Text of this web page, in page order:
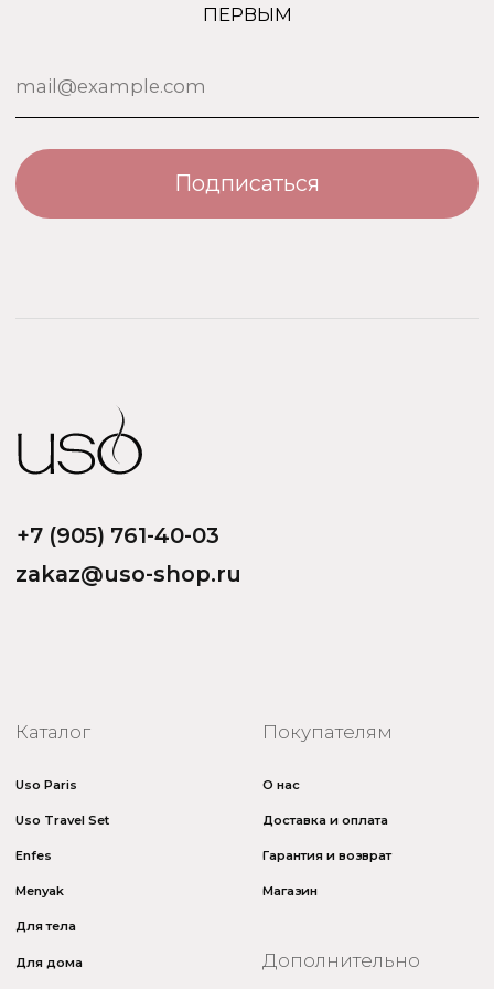
Адрес: 109518, Москва, Грайвороновская 23, оф.613
Политика безопасности